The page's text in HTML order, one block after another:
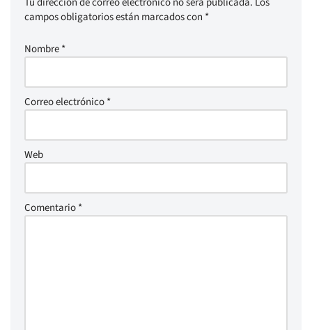
campos obligatorios están marcados con *
Nombre*
Correo electrónico*
Web
Comentario*